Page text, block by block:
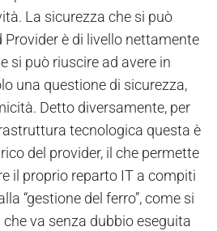
La sicurezza che si può
Provider è di livello nettamente
si può riuscire ad avere in
una questione di sicurezza,
Detto diversamente, per
tecnologica questa è
del provider, il che permette
il proprio reparto IT a compiti
“gestione del ferro”, come si
va senza dubbio eseguita